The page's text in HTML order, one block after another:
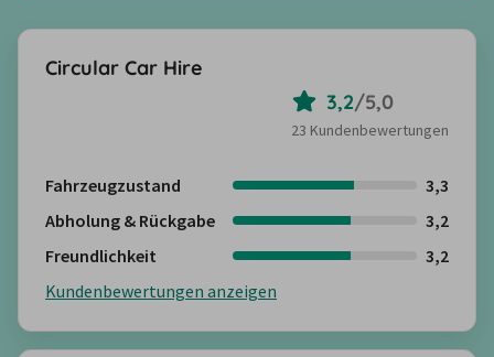
Circular Car Hire
3,2/5,0
23 Kundenbewertungen
Fahrzeugzustand
3,3
Abholung & Rückgabe
3,2
Freundlichkeit
3,2
Kundenbewertungen anzeigen